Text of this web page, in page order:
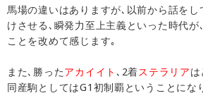
馬場の違いはありますが､以前から話を
けさせる､瞬発力至上主義といった時代が
ことを改めて感じます｡
また､勝ったアカイイト ､2着ステラリア
同産駒としてはG1初制覇ということにな